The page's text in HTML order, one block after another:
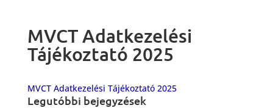
MVCT Adatkezelési
Tájékoztató 2025
MVCT Adatkezelési Tájékoztató 2025
Legutóbbi bejegyzések